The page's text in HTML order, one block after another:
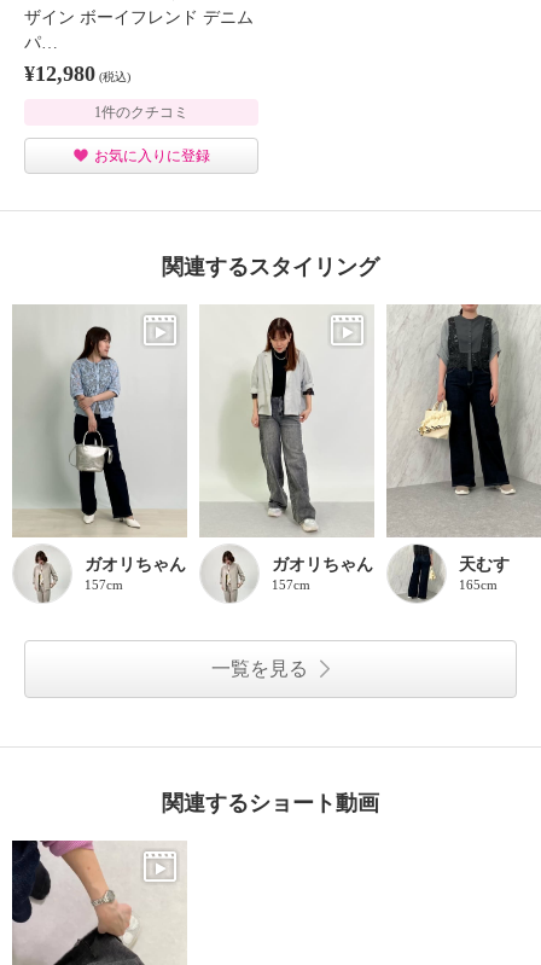
ザイン ボーイフレンド デニム
パ…
¥12,980 (税込)
1件のクチコミ
お気に入りに登録
関連するスタイリング
ガオリちゃん
157cm
ガオリちゃん
157cm
天むす
165cm
一覧を見る
関連するショート動画